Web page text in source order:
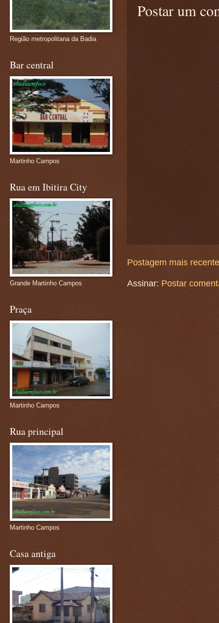
Postar um
Postagem mais recente
Assinar: Postar
Região metropolitana da Badia
Bar central
Martinho Campos
Rua em Ibitira City
Grande Martinho Campos
Praça
Martinho Campos
Rua principal
Martinho Campos
Casa antiga